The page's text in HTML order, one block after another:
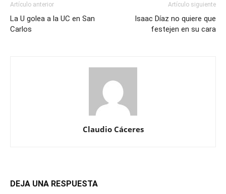
Artículo anterior
La U golea a la UC en San
Carlos
Artículo siguiente
Isaac Díaz no quiere que
festejen en su cara
Claudio Cáceres
DEJA UNA RESPUESTA